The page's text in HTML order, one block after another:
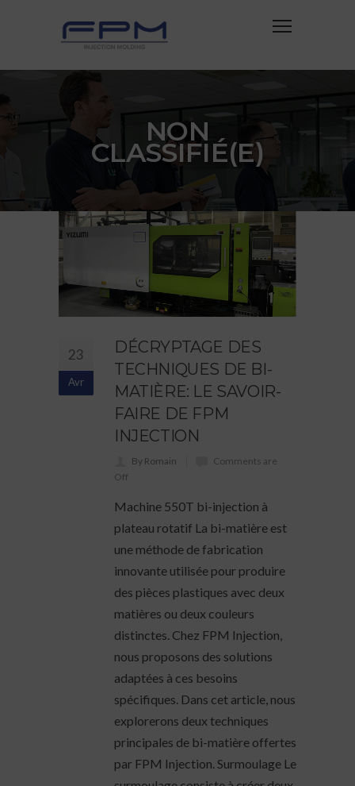
NON
CLASSIFIÉ(E)
23
Avr
DÉCRYPTAGE DES
TECHNIQUES DE BI-
MATIÈRE: LE SAVOIR-
FAIRE DE FPM
INJECTION
By Romain
Comments are
Off
Machine 550T bi-injection à
plateau rotatif La bi-matière est
une méthode de fabrication
innovante utilisée pour produire
des pièces plastiques avec deux
matières ou deux couleurs
distinctes. Chez FPM Injection,
nous proposons des solutions
adaptées à ces besoins
spécifiques. Dans cet article, nous
explorerons deux techniques
principales de bi-matière offertes
par FPM Injection. Surmoulage Le